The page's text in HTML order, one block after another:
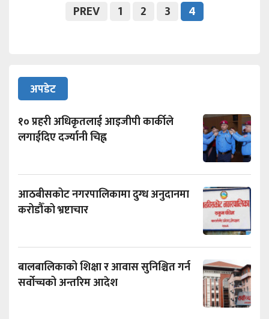
PREV 1 2 3 4
अपडेट
१० प्रहरी अधिकृतलाई आइजीपी कार्कीले
लगाईदिए दर्ज्यानी चिह्न
आठबीसकोट नगरपालिकामा दुग्ध अनुदानमा
करोडौँको भ्रष्टाचार
बालबालिकाको शिक्षा र आवास सुनिश्चित गर्न
सर्वोच्चको अन्तरिम आदेश